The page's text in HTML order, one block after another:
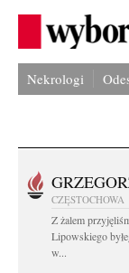
Nekrologi
CZĘSTOCHOWA
Z żalem
Lipowskiego
w...